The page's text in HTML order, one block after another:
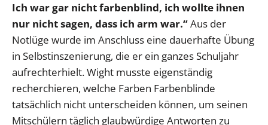
Ich war gar nicht farbenblind, ich wollte ihnen
nur nicht sagen, dass ich arm war.“Aus der
Notlüge wurde im Anschluss eine dauerhafte Übung
in Selbstinszenierung, die er ein ganzes Schuljahr
aufrechterhielt. Wight musste eigenständig
recherchieren, welche Farben Farbenblinde
tatsächlich nicht unterscheiden können, um seinen
Mitschülern täglich glaubwürdige Antworten zu